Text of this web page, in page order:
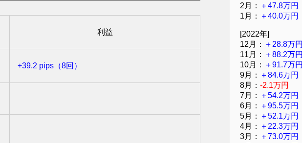
利益
+39.2 pips（8回）
2月： ＋47.8万円
1月： ＋40.0万円
[2022年]
12月： ＋28.8万円
11月： ＋88.2万円
10月： ＋91.7万円
9月： ＋84.6万円
8月： -2.1万円
7月： ＋54.2万円
6月： ＋95.5万円
5月： ＋52.1万円
4月： ＋22.3万円
3月： ＋73.0万円